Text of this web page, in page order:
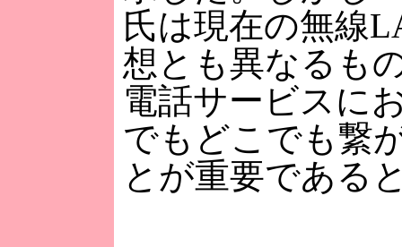
氏は現在の無線
想とも異なるも
電話サービスに
でもどこでも繋
とが重要である